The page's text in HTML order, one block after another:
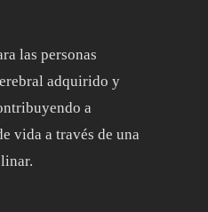
las personas
adquirido y
a
vida a través de una